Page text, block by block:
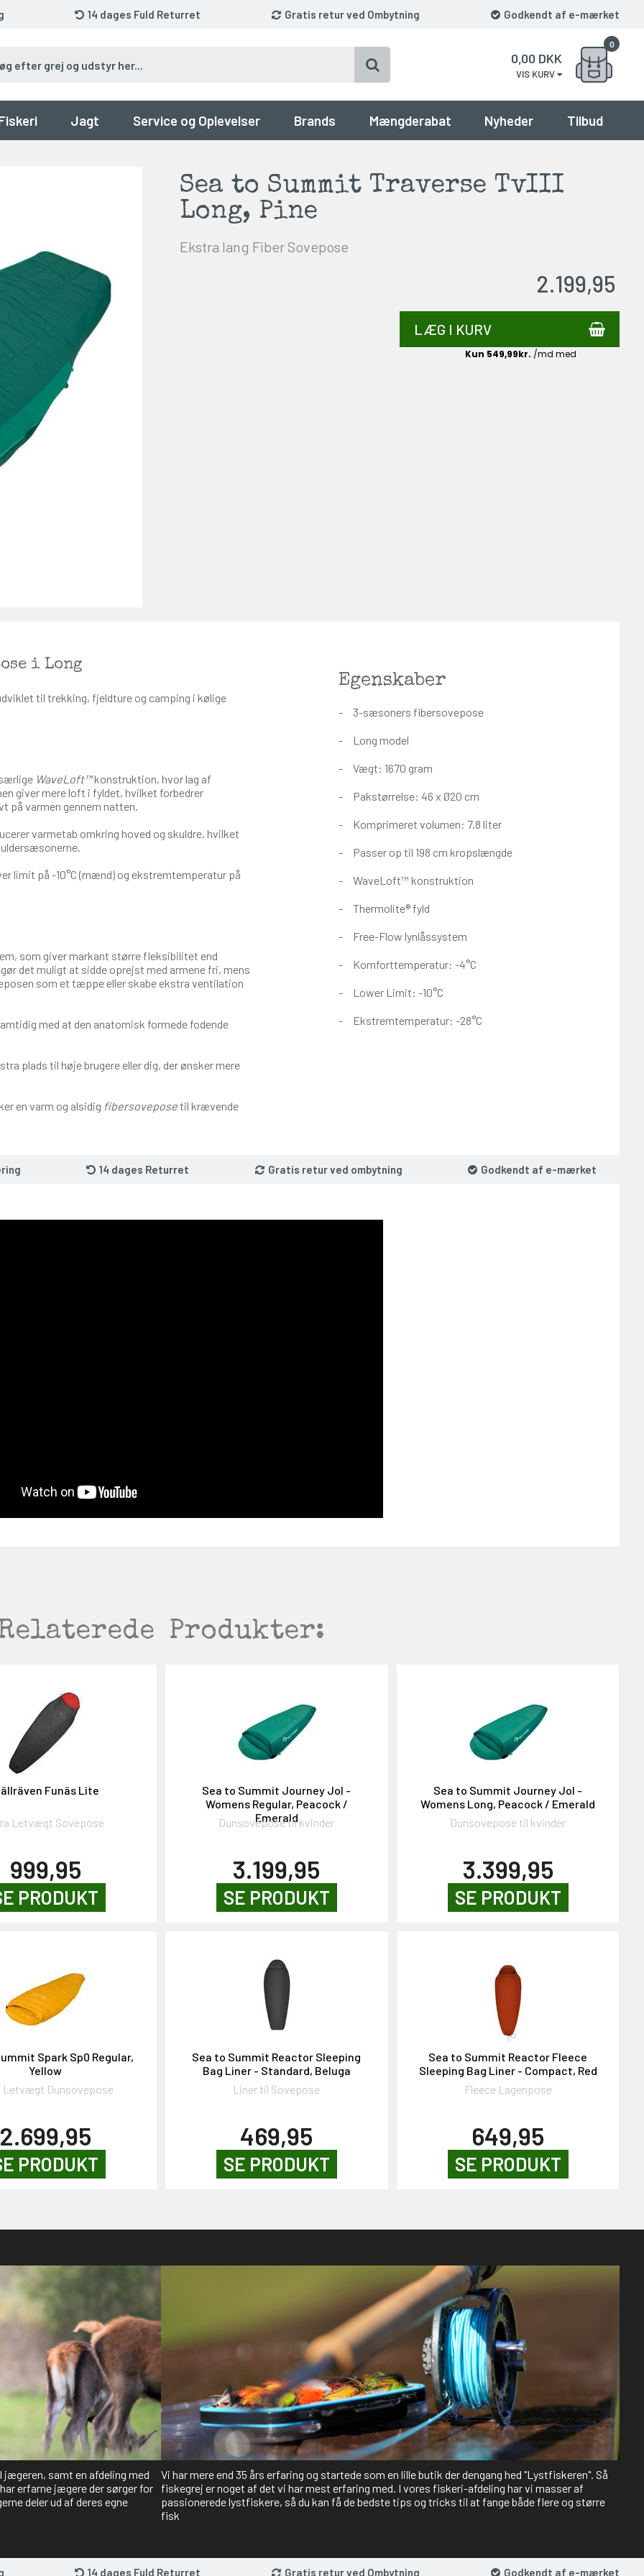
14 dages Fuld Returret Gratis retur ved Ombytning Godkendt af e-mærket
0
0,00 DKK
VIS KURV
Jagt Service og Oplevelser Brands Mængderabat Nyheder Tilbud
Sea to Summit Traverse TvIII
Long, Pine
Ekstra lang Fiber Sovepose
2.199,95
LÆG I KURV
i Long
til trekking, fjeldture og camping i kølige
WaveLoft™konstruktion, hvor lag af
giver mere loft i fyldet, hvilket forbedrer
på varmen gennem natten.
varmetab omkring hoved og skuldre, hvilket
limit på -10°C (mænd) og ekstremtemperatur på
som giver markant større fleksibilitet end
det muligt at sidde oprejst med armene fri, mens
som et tæppe eller skabe ekstra ventilation
med at den anatomisk formede fodende
plads til høje brugere eller dig, der ønsker mere
en varm og alsidig fibersoveposetil krævende
Egenskaber
3-sæsoners fibersovepose
Long model
Vægt: 1670 gram
Pakstørrelse: 46 x Ø20 cm
Komprimeret volumen: 7,8 liter
Passer op til 198 cm kropslængde
WaveLoft™ konstruktion
Thermolite® fyld
Free-Flow lynlåssystem
Komforttemperatur: -4°C
Lower Limit: -10°C
Ekstremtemperatur: -28°C
14 dages Returret Gratis retur ved ombytning Godkendt af e-mærket
Produkter:
Funäs Lite
Letvægt Sovepose
999,95
PRODUKT
Sea to Summit Journey JoI -
Womens Regular, Peacock /
Emerald
Dunsovepose til kvinder
3.199,95
SE PRODUKT
Sea to Summit Journey JoI -
Womens Long, Peacock / Emerald
Dunsovepose til kvinder
3.399,95
SE PRODUKT
Spark Sp0 Regular,
Yellow
Letvægt Dunsovepose
2.699,95
PRODUKT
Sea to Summit Reactor Sleeping
Bag Liner - Standard, Beluga
Liner til Sovepose
469,95
SE PRODUKT
Sea to Summit Reactor Fleece
Sleeping Bag Liner - Compact, Red
Fleece Lagenpose
649,95
SE PRODUKT
samt en afdeling med
erfarne jægere der sørger for
deler ud af deres egne
Vi har mere end 35 års erfaring og startede som en lille butik der dengang hed "Lystfiskeren". Så
fiskegrej er noget af det vi har mest erfaring med. I vores fiskeri-afdeling har vi masser af
passionerede lystfiskere, så du kan få de bedste tips og tricks til at fange både flere og større
fisk
14 dages Fuld Returret Gratis retur ved Ombytning Godkendt af e-mærket